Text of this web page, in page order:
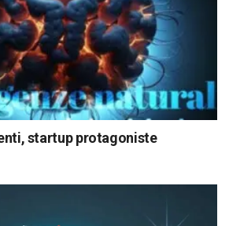
startup protagoniste